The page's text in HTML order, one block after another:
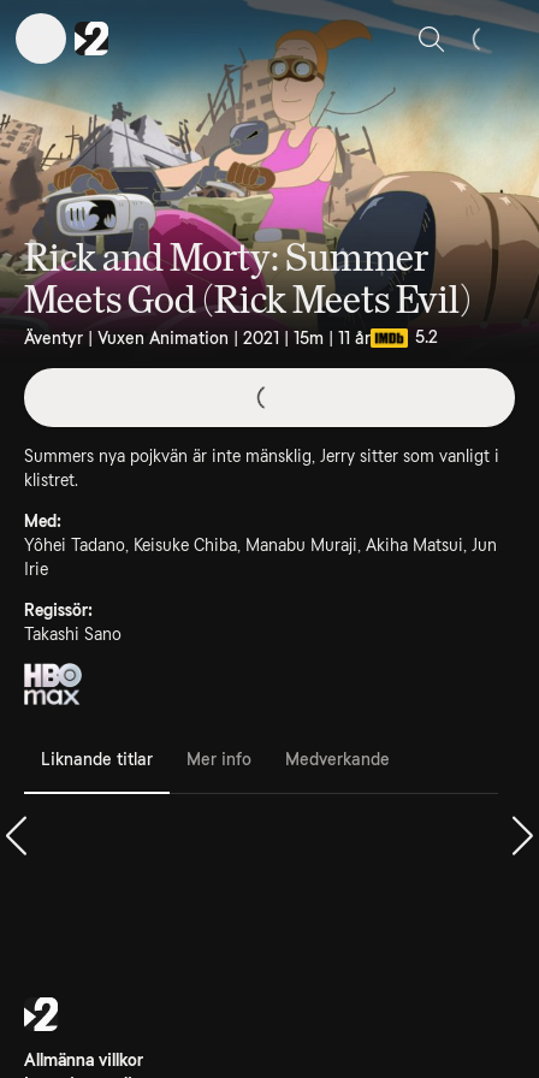
Sök
Rick and Morty: Summer
Meets God (Rick Meets Evil)
Äventyr | Vuxen Animation | 2021 | 15m | 11 år 5.2
Summers nya pojkvän är inte mänsklig, Jerry sitter som vanligt i
klistret.
Med:
Yôhei Tadano, Keisuke Chiba, Manabu Muraji, Akiha Matsui, Jun
Irie
Regissör:
Takashi Sano
Liknande titlar Mer info Medverkande
Allmänna villkor